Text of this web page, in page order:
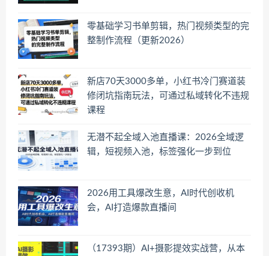
零基础学习书单剪辑，热门视频类型的完
整制作流程（更新2026）
新店70天3000多单，小红书冷门赛道装
修闭坑指南玩法，可通过私域转化不违规
课程
无潜不起全域入池直播课：2026全域逻
辑，短视频入池，标签强化一步到位
2026用工具爆改生意，AI时代创收机
会，AI打造爆款直播间
（17393期）AI+摄影提效实战营，从本